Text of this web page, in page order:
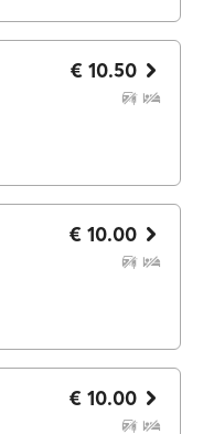
€ 10.50
€ 10.00
€ 10.00